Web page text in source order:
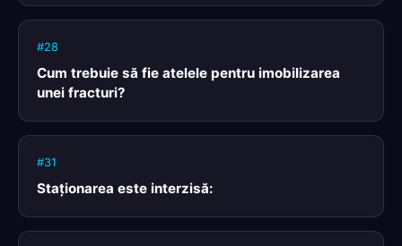
#28
Cum trebuie să fie atelele pentru imobilizarea
unei fracturi?
#31
Staţionarea este interzisă: